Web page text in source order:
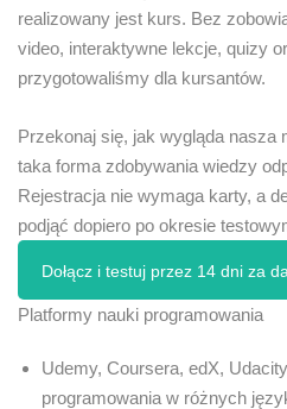
realizowany jest kurs. Bez
video, interaktywne lekcje, quizy
przygotowaliśmy dla kursantów.
Przekonaj się, jak wygląda nasza
taka forma zdobywania wiedzy
Rejestracja nie wymaga karty, a
podjąć dopiero po okresie
Dołącz i testuj przez 14 dni za
Platformy nauki programowania
Udemy, Coursera, edX,
programowania w różnych